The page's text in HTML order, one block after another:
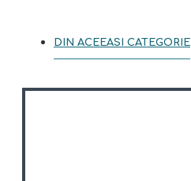
DIN ACEEASI CATEGORIE